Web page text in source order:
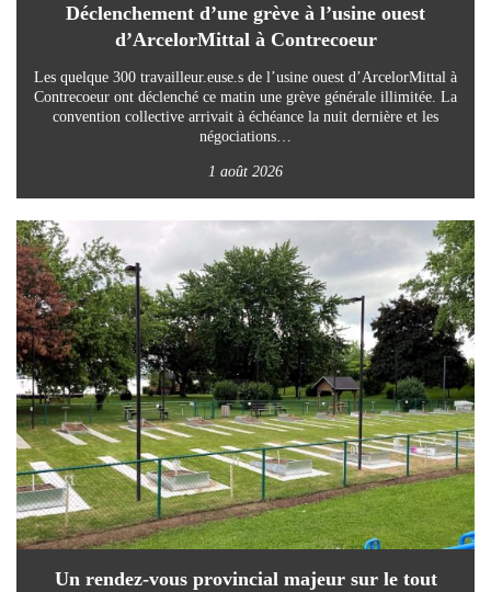
Déclenchement d’une grève à l’usine ouest
d’ArcelorMittal à Contrecoeur
Les quelque 300 travailleur.euse.s de l’usine ouest d’ArcelorMittal à
Contrecoeur ont déclenché ce matin une grève générale illimitée. La
convention collective arrivait à échéance la nuit dernière et les
négociations…
1 août 2026
Un rendez-vous provincial majeur sur le tout